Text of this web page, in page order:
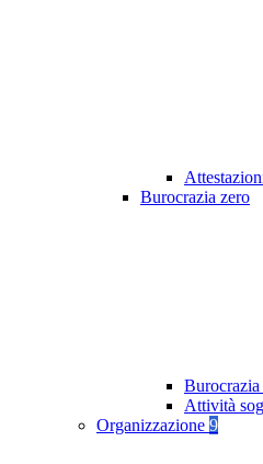
Burocrazia zero
Burocrazia
Attività
Organizzazione 9